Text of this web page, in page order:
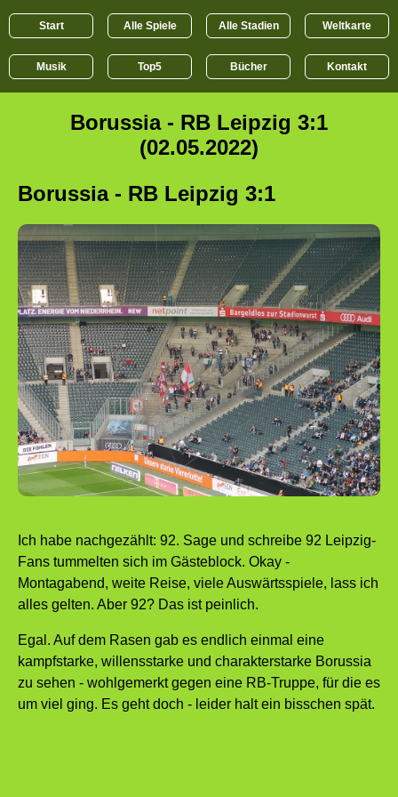
Start Alle Spiele Alle Stadien Weltkarte
Musik Top5 Bücher Kontakt
Borussia - RB Leipzig 3:1
(02.05.2022)
Borussia - RB Leipzig 3:1
Ich habe nachgezählt: 92. Sage und schreibe 92 Leipzig-
Fans tummelten sich im Gästeblock. Okay -
Montagabend, weite Reise, viele Auswärtsspiele, lass ich
alles gelten. Aber 92? Das ist peinlich.
Egal. Auf dem Rasen gab es endlich einmal eine
kampfstarke, willensstarke und charakterstarke Borussia
zu sehen - wohlgemerkt gegen eine RB-Truppe, für die es
um viel ging. Es geht doch - leider halt ein bisschen spät.